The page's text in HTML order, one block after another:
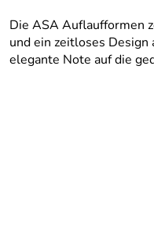
Die ASA Auflaufformen
und ein zeitloses Design
elegante Note auf die